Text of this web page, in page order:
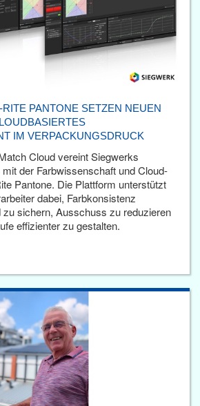
PANTONE SETZEN NEUEN
F
IM VERPACKUNGSDRUCK
Cloud vereint Siegwerks
der Farbwissenschaft und Cloud-
Pantone. Die Plattform unterstützt
dabei, Farbkonsistenz
zu sichern, Ausschuss zu reduzieren
effizienter zu gestalten.